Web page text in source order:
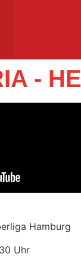
-
Hamburg
Uhr